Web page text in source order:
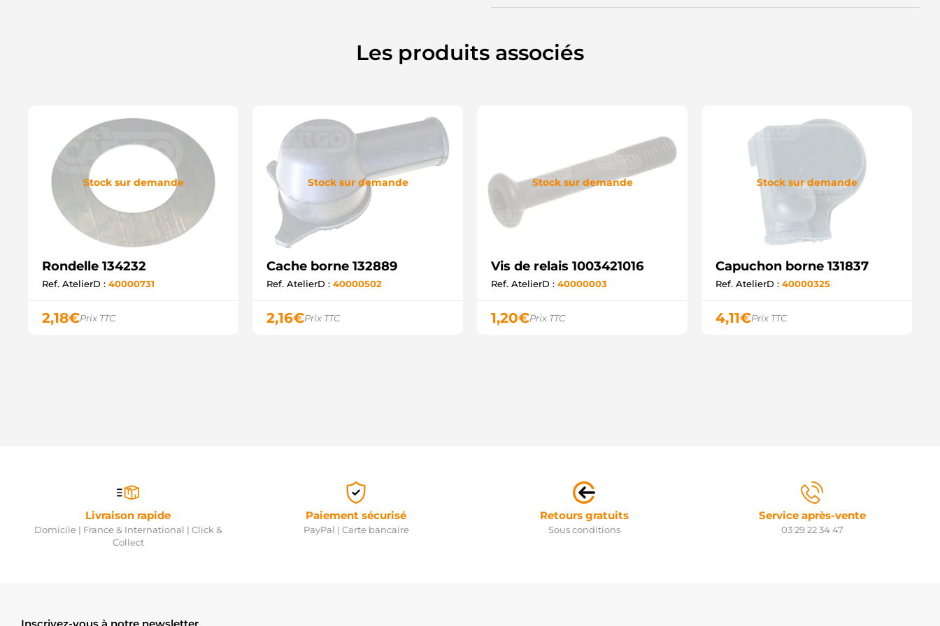
Les produits associés
Stock sur demande
Rondelle 134232
Ref. AtelierD : 40000731
2,18€Prix TTC
Stock sur demande
Cache borne 132889
Ref. AtelierD : 40000502
2,16€Prix TTC
Stock sur demande
Vis de relais 1003421016
Ref. AtelierD : 40000003
1,20€Prix TTC
Stock sur demande
Capuchon borne 131837
Ref. AtelierD : 40000325
4,11€Prix TTC
Livraison rapide
Domicile | France & International | Click &
Collect
Paiement sécurisé
PayPal | Carte bancaire
Retours gratuits
Sous conditions
Service après-vente
03 29 22 34 47